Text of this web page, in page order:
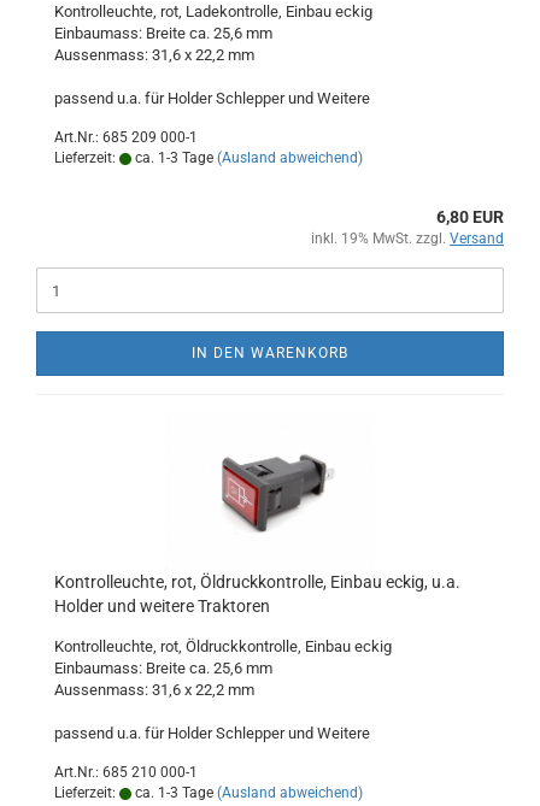
Kontrolleuchte, rot, Ladekontrolle, Einbau eckig
​Einbaumass: Breite ca. 25,6 mm
Aussenmass: 31,6 x 22,2 mm
passend u.a. für Holder Schlepper und Weitere
Art.Nr.: 685 209 000-1
Lieferzeit:
ca. 1-3 Tage (Ausland abweichend)
6,80 EUR
inkl. 19% MwSt. zzgl. Versand
IN DEN WARENKORB
Kontrolleuchte, rot, Öldruckkontrolle, Einbau eckig, u.a.
Holder und weitere Traktoren
Kontrolleuchte, rot, Öldruckkontrolle, Einbau eckig
Einbaumass: Breite ca. 25,6 mm
Aussenmass: 31,6 x 22,2 mm
passend u.a. für Holder Schlepper und Weitere
Art.Nr.: 685 210 000-1
Lieferzeit:
ca. 1-3 Tage (Ausland abweichend)